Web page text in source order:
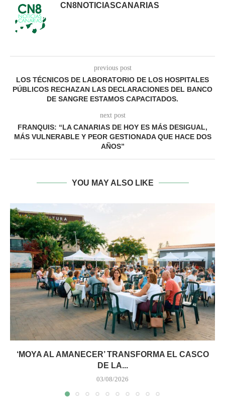
CN8NOTICIASCANARIAS
previous post
LOS TÉCNICOS DE LABORATORIO DE LOS HOSPITALES
PÚBLICOS RECHAZAN LAS DECLARACIONES DEL BANCO
DE SANGRE ESTAMOS CAPACITADOS.
next post
FRANQUIS: “LA CANARIAS DE HOY ES MÁS DESIGUAL,
MÁS VULNERABLE Y PEOR GESTIONADA QUE HACE DOS
AÑOS”
YOU MAY ALSO LIKE
‘MOYA AL AMANECER’ TRANSFORMA EL CASCO
DE LA...
03/08/2026